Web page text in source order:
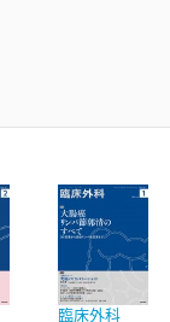
臨床外科